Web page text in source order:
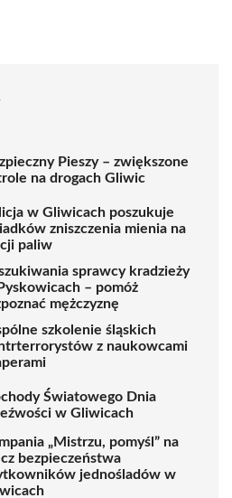
Pieszy – zwiększone
na drogach Gliwic
w Gliwicach poszukuje
zniszczenia mienia na
paliw
sprawcy kradzieży
– pomóż
mężczyznę
szkolenie śląskich
z naukowcami
Światowego Dnia
w Gliwicach
„Mistrzu, pomyśl” na
bezpieczeństwa
jednośladów w